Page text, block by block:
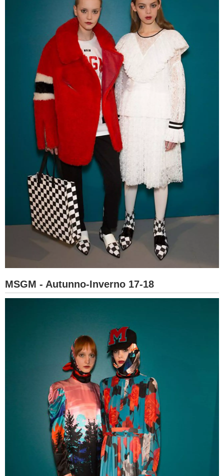
MSGM - Autunno-Inverno 17-18